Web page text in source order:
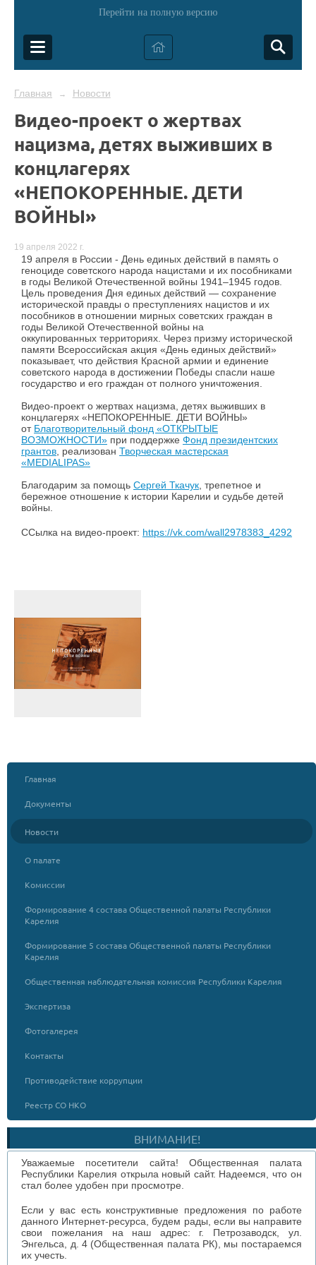
Перейти на полную версию
Главная → Новости
Видео-проект о жертвах
нацизма, детях выживших в
концлагерях
«НЕПОКОРЕННЫЕ. ДЕТИ
ВОЙНЫ»
19 апреля 2022 г.
19 апреля в России - День единых действий в память о
геноциде советского народа нацистами и их пособниками
в годы Великой Отечественной войны 1941–1945 годов.
Цель проведения Дня единых действий — сохранение
исторической правды о преступлениях нацистов и их
пособников в отношении мирных советских граждан в
годы Великой Отечественной войны на
оккупированных территориях. Через призму исторической
памяти Всероссийская акция «День единых действий»
показывает, что действия Красной армии и единение
советского народа в достижении Победы спасли наше
государство и его граждан от полного уничтожения.
Видео-проект о жертвах нацизма, детях выживших в
концлагерях «НЕПОКОРЕННЫЕ. ДЕТИ ВОЙНЫ»
от Благотворительный фонд «ОТКРЫТЫЕ
ВОЗМОЖНОСТИ» при поддержке Фонд президентских
грантов, реализован Творческая мастерская
«MEDIALIPAS»
Благодарим за помощь Сергей Ткачук, трепетное и
бережное отношение к истории Карелии и судьбе детей
войны.
ССылка на видео-проект: https://vk.com/wall2978383_4292
Главная
Документы
Новости
О палате
Комиссии
Формирование 4 состава Общественной палаты Республики
Карелия
Формирование 5 состава Общественной палаты Республики
Карелия
Общественная наблюдательная комиссия Республики Карелия
Экспертиза
Фотогалерея
Контакты
Противодействие коррупции
Реестр СО НКО
ВНИМАНИЕ!
Уважаемые посетители сайта! Общественная палата
Республики Карелия открыла новый сайт. Надеемся, что он
стал более удобен при просмотре.
Если у вас есть конструктивные предложения по работе
данного Интернет-ресурса, будем рады, если вы направите
свои пожелания на наш адрес: г. Петрозаводск, ул.
Энгельса, д. 4 (Общественная палата РК), мы постараемся
их учесть.